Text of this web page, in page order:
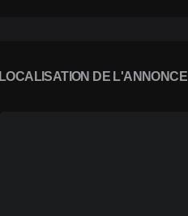
LOCALISATION DE L'ANNONCE